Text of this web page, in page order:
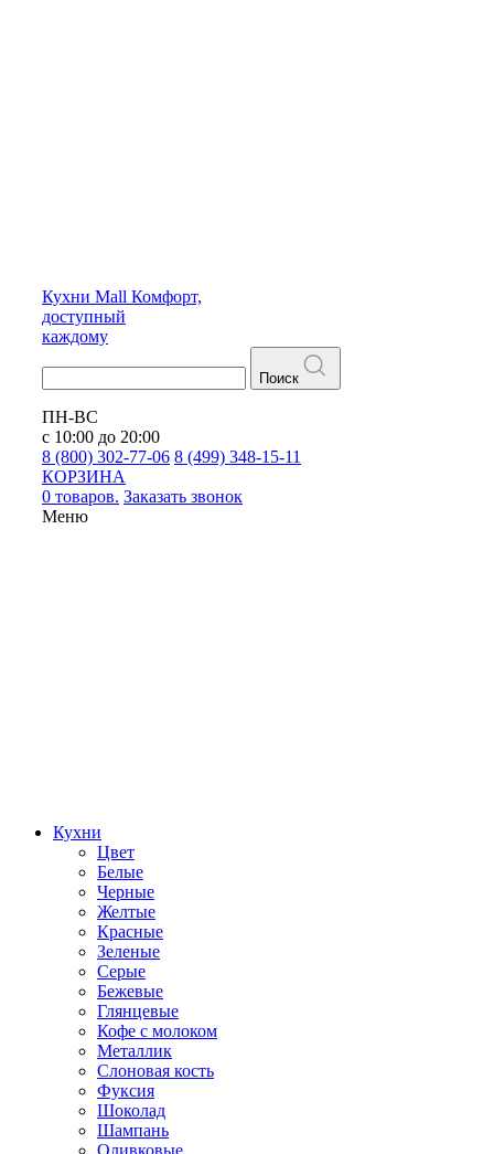
Кухни Mall Комфорт,
доступный
каждому
Поиск
ПН-ВС
с 10:00 до 20:00
8 (800) 302-77-06 8 (499) 348-15-11
КОРЗИНА
0 товаров. Заказать звонок
Меню
Кухни
Цвет
Белые
Черные
Желтые
Красные
Зеленые
Серые
Бежевые
Глянцевые
Кофе с молоком
Металлик
Слоновая кость
Фуксия
Шоколад
Шампань
Оливковые